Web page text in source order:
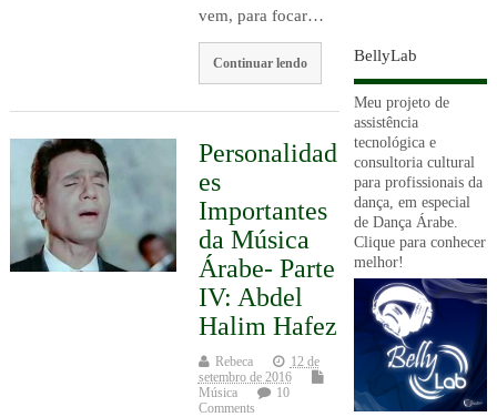
vem, para focar…
Continuar lendo
Personalidad
es
Importantes
da Música
Árabe- Parte
IV: Abdel
Halim Hafez
Rebeca
12 de
setembro de 2016
Música
10
Comments
BellyLab
Meu projeto de
assistência
tecnológica e
consultoria cultural
para profissionais da
dança, em especial
de Dança Árabe.
Clique para conhecer
melhor!